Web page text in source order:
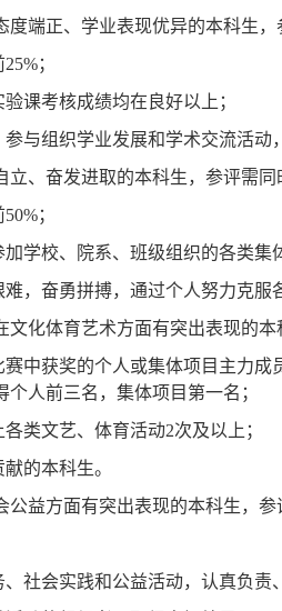
度端正、学业表现优异的本科生，
25%；
课考核成绩均在良好以上；
与组织学业发展和学术交流活动
立、奋发进取的本科生，参评需同
50%；
学校、院系、班级组织的各类集
，奋勇拼搏，通过个人努力克服
文化体育艺术方面有突出表现的本
中获奖的个人或集体项目主力
人前三名，集体项目第一名；
类文艺、体育活动2次及以上；
的本科生。
公益方面有突出表现的本科生，参
社会实践和公益活动，认真负责